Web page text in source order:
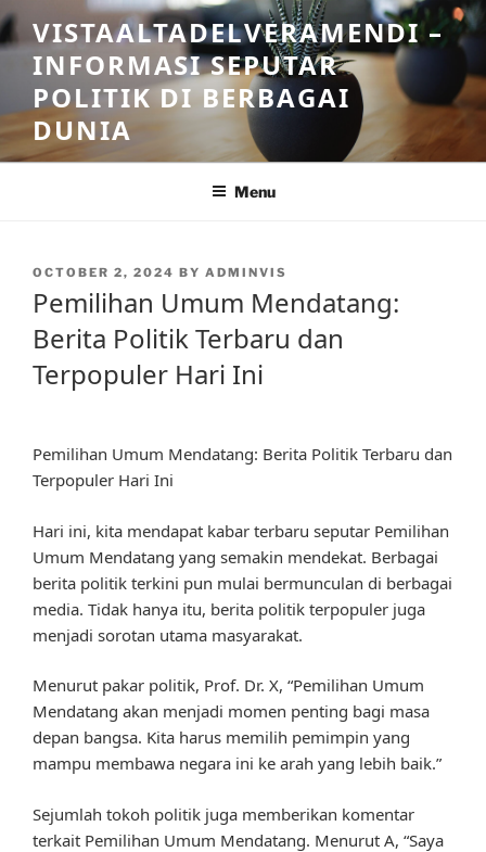
Skip
to
content
VISTAALTADELVERAMENDI –
INFORMASI SEPUTAR
POLITIK DI BERBAGAI
DUNIA
Menu
POSTED
OCTOBER 2, 2024 BY ADMINVIS
Pemilihan Umum Mendatang:
Berita Politik Terbaru dan
Terpopuler Hari Ini
Pemilihan Umum Mendatang: Berita Politik Terbaru dan
Terpopuler Hari Ini
Hari ini, kita mendapat kabar terbaru seputar Pemilihan
Umum Mendatang yang semakin mendekat. Berbagai
berita politik terkini pun mulai bermunculan di berbagai
media. Tidak hanya itu, berita politik terpopuler juga
menjadi sorotan utama masyarakat.
Menurut pakar politik, Prof. Dr. X, “Pemilihan Umum
Mendatang akan menjadi momen penting bagi masa
depan bangsa. Kita harus memilih pemimpin yang
mampu membawa negara ini ke arah yang lebih baik.”
Sejumlah tokoh politik juga memberikan komentar
terkait Pemilihan Umum Mendatang. Menurut A, “Saya